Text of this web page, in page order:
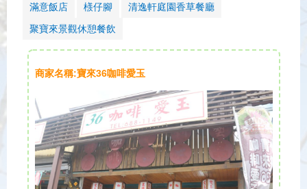
滿意飯店
檨仔腳
清逸軒庭園香草餐廳
聚寶來景觀休憩餐飲
商家名稱:寶來36咖啡愛玉